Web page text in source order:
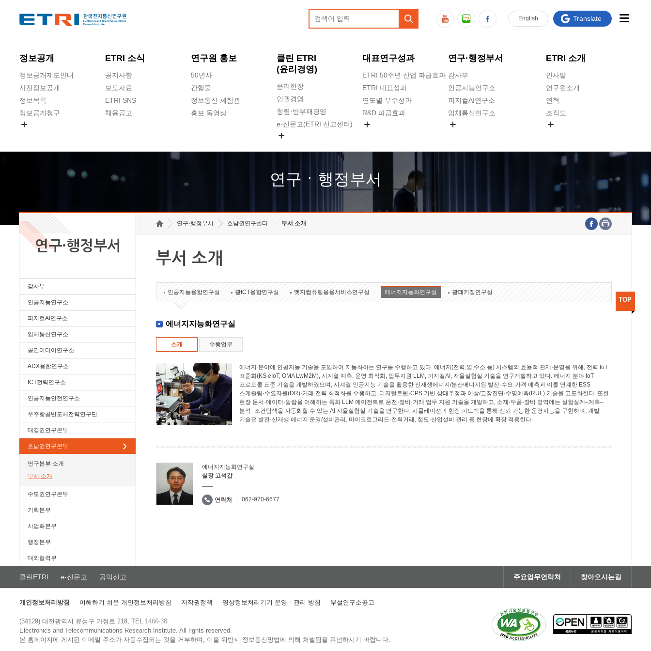
정보공개
정보공개제도안내
사전정보공개
정보목록
정보공개청구
ETRI 소식
공지사항
보도자료
ETRI SNS
채용공고
연구원 홍보
50년사
간행물
정보통신 체험관
홍보 동영상
클린 ETRI
(윤리경영)
윤리헌장
인권경영
청렴·반부패경영
e-신문고(ETRI 신고센터)
고객의소리
수의계약 현황
대표연구성과
ETRI 50주년 산업 파급효과
ETRI 대표성과
연도별 우수성과
R&D 파급효과
연구·행정부서
감사부
인공지능연구소
피지컬AI연구소
입체통신연구소
호남권연구본부
기획본부
ETRI 소개
인사말
연구원소개
연혁
조직도
연구원 고객헌장
주요업무연락처
English Translate
연구ㆍ행정부서
연구·행정부서
감사부
인공지능연구소
피지컬AI연구소
입체통신연구소
공간미디어연구소
ADX융합연구소
ICT전략연구소
인공지능안전연구소
우주항공반도체전략연구단
대경권연구본부
호남권연구본부
연구본부 소개
부서 소개
수도권연구본부
기획본부
사업화본부
행정본부
대외협력부
연구·행정부서 호남권연구센터 부서 소개
부서 소개
인공지능융합연구실 광ICT융합연구실 엣지컴퓨팅응용서비스연구실 에너지지능화연구실 광패키징연구실
에너지지능화연구실
소개 수행업무
에너지 분야에 인공지능 기술을 도입하여 지능화하는 연구를 수행하고 있다. 에너지(전력,열,수소 등) 시스템의 효율적 관제·운영을 위해, 전력 IoT
표준화(KS eIoT, OMA LwM2M), 시계열 예측, 운영 최적화, 업무지원 LLM, 피지컬AI, 자율실험실 기술을 연구개발하고 있다. 에너지 분야 IoT
프로토콜 표준 기술을 개발하였으며, 시계열 인공지능 기술을 활용한 신재생에너지/분산에너지원 발전·수요·가격 예측과 이를 연계한 ESS
스케줄링·수요자원(DR)·거래 전략 최적화를 수행하고, 디지털트윈·CPS 기반 상태추정과 이상/고장진단·수명예측(RUL) 기술을 고도화한다. 또한
현장 문서·데이터·알람을 이해하는 특화 LLM 에이전트로 운전·정비·거래 업무 지원 기술을 개발하고, 소재·부품·장비 영역에는 실험설계–계측–
분석–조건탐색을 자동화할 수 있는 AI 자율실험실 기술을 연구한다. 시뮬레이션과 현장 피드백을 통해 신뢰 가능한 운영지능을 구현하며, 개발
기술은 발전·신재생 에너지 운영/설비관리, 마이크로그리드·전력거래, 철도·산업설비 관리 등 현장에 확장 적용한다.
에너지지능화연구실
실장 고석갑
연락처 062-970-6677
TOP
클린ETRI e-신문고 공익신고 주요업무연락처 찾아오시는길
개인정보처리방침 이해하기 쉬운 개인정보처리방침 저작권정책 영상정보처리기기 운영ㆍ관리 방침 부설연구소공고
(34129) 대전광역시 유성구 가정로 218, TEL 1466-38
Electronics and Telecommunications Research Institute.All rights reserved.
본 홈페이지에 게시된 이메일 주소가 자동수집되는 것을 거부하며, 이를 위반시 정보통신망법에 의해 처벌됨을 유념하시기 바랍니다.